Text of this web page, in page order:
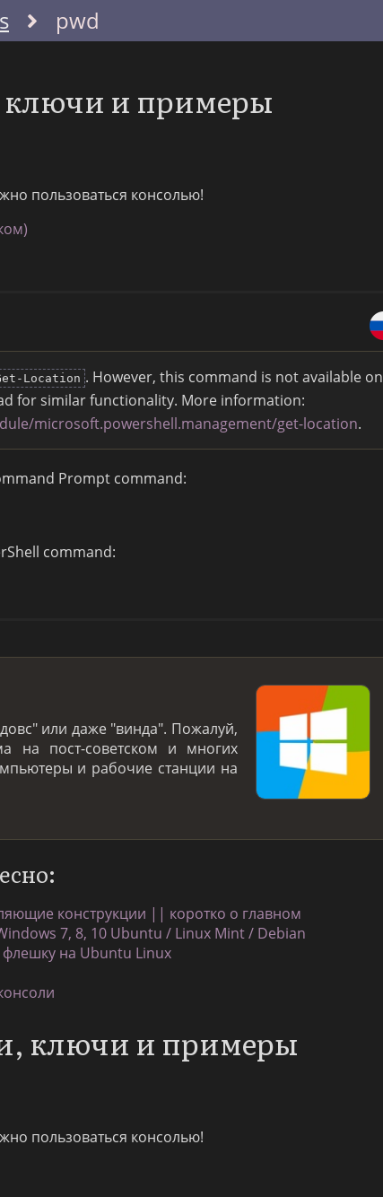
pwd
и примеры
пользоваться консолью!
Location . However, this command is not available on
for similar functionality. More information:
microsoft.powershell.management/get-location.
Prompt command:
command:
или даже "винда". Пожалуй,
на пост-советском и многих
и рабочие станции на
конструкции || коротко о главном
7, 8, 10 Ubuntu / Linux Mint / Debian
флешку на Ubuntu Linux
ключи и примеры
пользоваться консолью!